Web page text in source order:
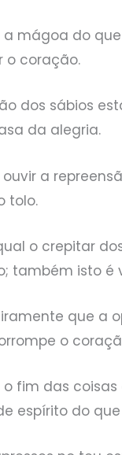
a mágoa do
o coração.
dos sábios
da alegria.
ouvir a
tolo.
o crepitar
também isto é
que a
o
o fim das
espírito do